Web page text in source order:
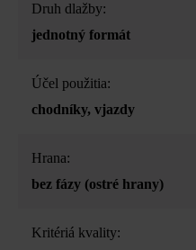
Druh dlažby:
jednotný formát
Účel použitia:
chodníky, vjazdy
Hrana:
bez fázy (ostré hrany)
Kritériá kvality: